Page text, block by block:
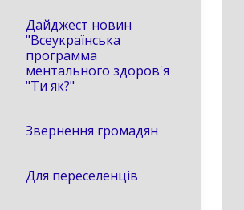
Дайджест новин
"Всеукраїнська
программа
ментального здоров'я
"Ти як?"
Звернення громадян
Для переселенців